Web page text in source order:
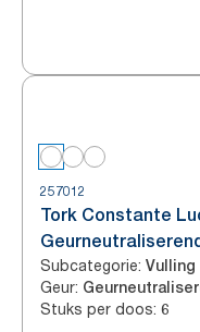
257012
Tork Constante
Subcategorie: Vulling
Geur:
Stuks per doos: 6